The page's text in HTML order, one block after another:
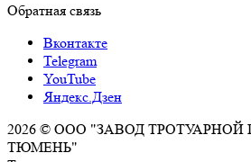
Обратная связь
Вконтакте
Telegram
YouTube
Яндекс.Дзен
2026 © ООО "ЗАВОД
ТЮМЕНЬ"